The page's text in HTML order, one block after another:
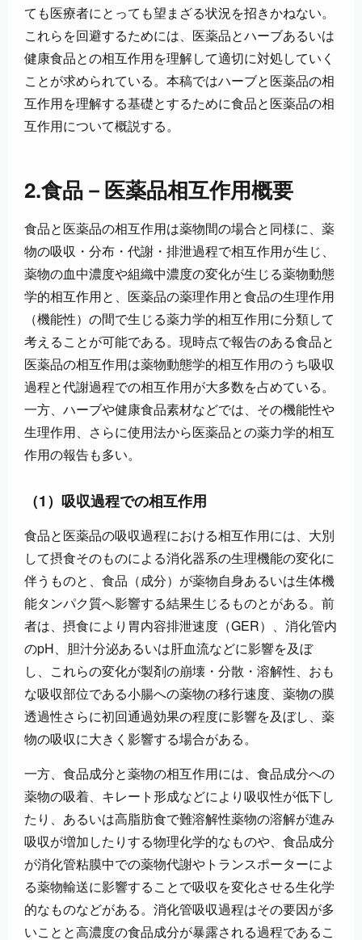
ても医療者にとっても望まざる状況を招きかねない。
これらを回避するためには、医薬品とハーブあるいは
健康食品との相互作用を理解して適切に対処していく
ことが求められている。本稿ではハーブと医薬品の相
互作用を理解する基礎とするために食品と医薬品の相
互作用について概説する。
2.食品－医薬品相互作用概要
食品と医薬品の相互作用は薬物間の場合と同様に、薬
物の吸収・分布・代謝・排泄過程で相互作用が生じ、
薬物の血中濃度や組織中濃度の変化が生じる薬物動態
学的相互作用と、医薬品の薬理作用と食品の生理作用
（機能性）の間で生じる薬力学的相互作用に分類して
考えることが可能である。現時点で報告のある食品と
医薬品の相互作用は薬物動態学的相互作用のうち吸収
過程と代謝過程での相互作用が大多数を占めている。
一方、ハーブや健康食品素材などでは、その機能性や
生理作用、さらに使用法から医薬品との薬力学的相互
作用の報告も多い。
（1）吸収過程での相互作用
食品と医薬品の吸収過程における相互作用には、大別
して摂食そのものによる消化器系の生理機能の変化に
伴うものと、食品（成分）が薬物自身あるいは生体機
能タンパク質へ影響する結果生じるものとがある。前
者は、摂食により胃内容排泄速度（GER）、消化管内
のpH、胆汁分泌あるいは肝血流などに影響を及ぼ
し、これらの変化が製剤の崩壊・分散・溶解性、おも
な吸収部位である小腸への薬物の移行速度、薬物の膜
透過性さらに初回通過効果の程度に影響を及ぼし、薬
物の吸収に大きく影響する場合がある。
一方、食品成分と薬物の相互作用には、食品成分への
薬物の吸着、キレート形成などにより吸収性が低下し
たり、あるいは高脂肪食で難溶解性薬物の溶解が進み
吸収が増加したりする物理化学的なものや、食品成分
が消化管粘膜中での薬物代謝やトランスポーターによ
る薬物輸送に影響することで吸収を変化させる生化学
的なものなどがある。消化管吸収過程はその要因が多
いことと高濃度の食品成分が暴露される過程であるこ